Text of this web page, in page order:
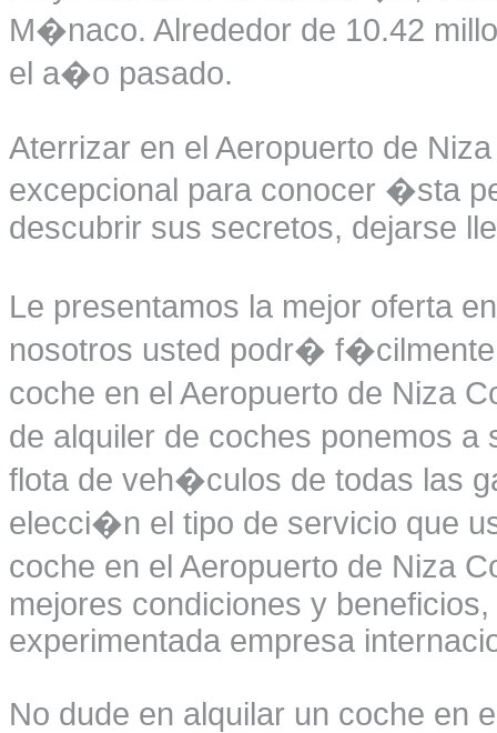
M�naco. Alrededor de 10.42
el a�o pasado.
Aterrizar en el Aeropuerto de
excepcional para conocer �sta
descubrir sus secretos, dejarse
Le presentamos la mejor oferta
nosotros usted podr�
coche en el Aeropuerto de Niza
de alquiler de coches ponemos
flota de veh�culos de todas las
elecci�n el tipo de servicio que
coche en el Aeropuerto de Niza
mejores condiciones y
experimentada empresa
No dude en alquilar un coche en